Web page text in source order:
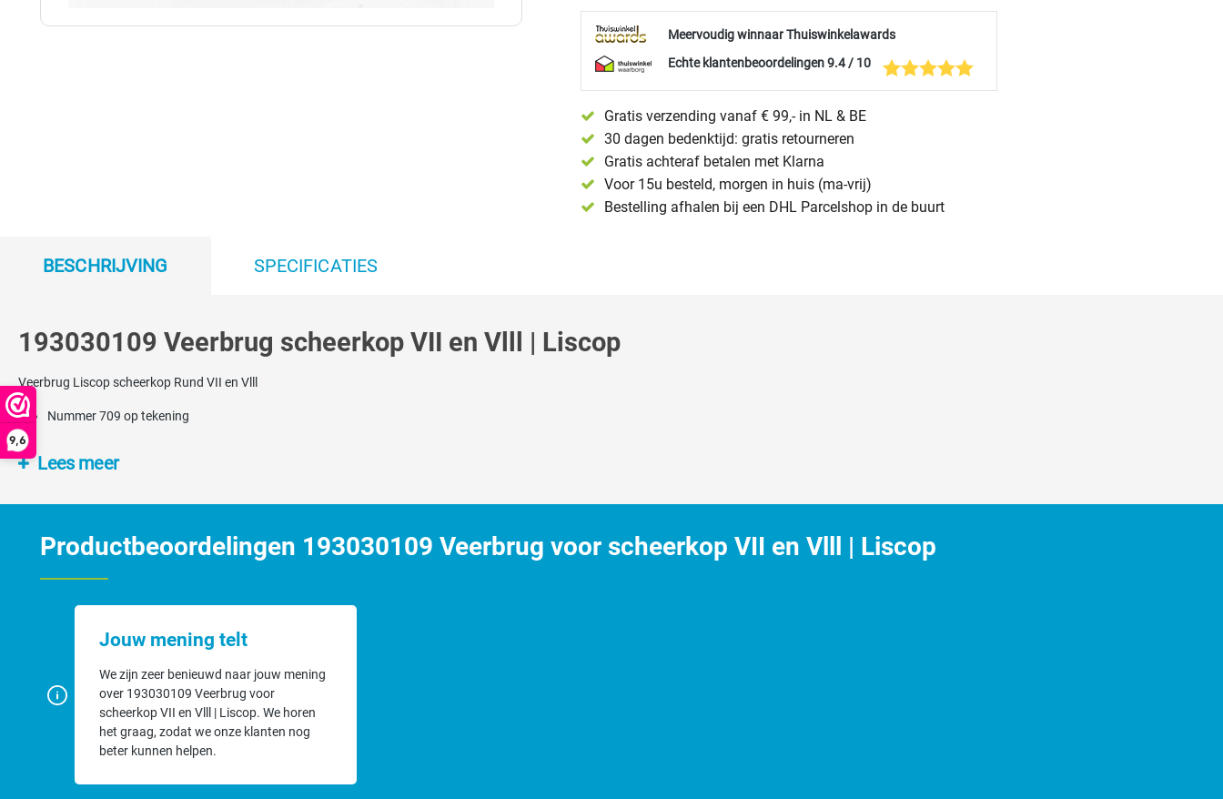
9,6
Meervoudig winnaar Thuiswinkelawards
Echte klantenbeoordelingen 9.4 / 10
Gratis verzending vanaf € 99,- in NL & BE
30 dagen bedenktijd: gratis retourneren
Gratis achteraf betalen met Klarna
Voor 15u besteld, morgen in huis (ma-vrij)
Bestelling afhalen bij een DHL Parcelshop in de buurt
BESCHRIJVING SPECIFICATIES
193030109 Veerbrug scheerkop VII en Vlll | Liscop
Veerbrug Liscop scheerkop Rund VII en Vlll
Nummer 709 op tekening
Lees meer
Productbeoordelingen 193030109 Veerbrug voor scheerkop VII en Vlll | Liscop
Jouw mening telt
We zijn zeer benieuwd naar jouw mening
over 193030109 Veerbrug voor
scheerkop VII en Vlll | Liscop. We horen
het graag, zodat we onze klanten nog
beter kunnen helpen.